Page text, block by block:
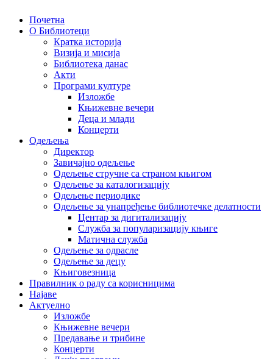
Почетна
О Библиотеци
Кратка историја
Визија и мисија
Библиотека данас
Акти
Програми културе
Изложбе
Књижевне вечери
Деца и млади
Концерти
Одељења
Директор
Завичајно одељење
Одељење стручне са страном књигом
Одељење за каталогизацију
Одељење периодике
Одељење за унапређење библиотечке делатности
Центар за дигитализацију
Служба за популаризацију књиге
Матична служба
Одељење за одрасле
Одељење за децу
Књиговезница
Правилник о раду са корисницима
Најаве
Актуелно
Изложбе
Књижевне вечери
Предавање и трибине
Концерти